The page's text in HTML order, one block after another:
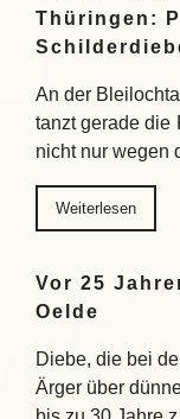
Thüringen:
An der
tanzt gerade die
nicht nur wegen
Weiterlesen
Vor 25
Oelde
Diebe, die bei
Ärger über